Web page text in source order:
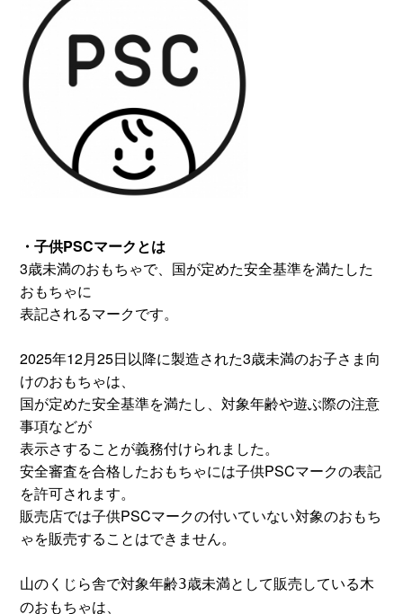
・子供PSCマークとは
3歳未満のおもちゃで、国が定めた安全基準を満たした
おもちゃに
表記されるマークです。
2025年12月25日以降に製造された3歳未満のお子さま向
けのおもちゃは、
国が定めた安全基準を満たし、対象年齢や遊ぶ際の注意
事項などが
表示さすることが義務付けられました。
安全審査を合格したおもちゃには子供PSCマークの表記
を許可されます。
販売店では子供PSCマークの付いていない対象のおもち
ゃを販売することはできません。
山のくじら舎で対象年齢3歳未満として販売している木
のおもちゃは、